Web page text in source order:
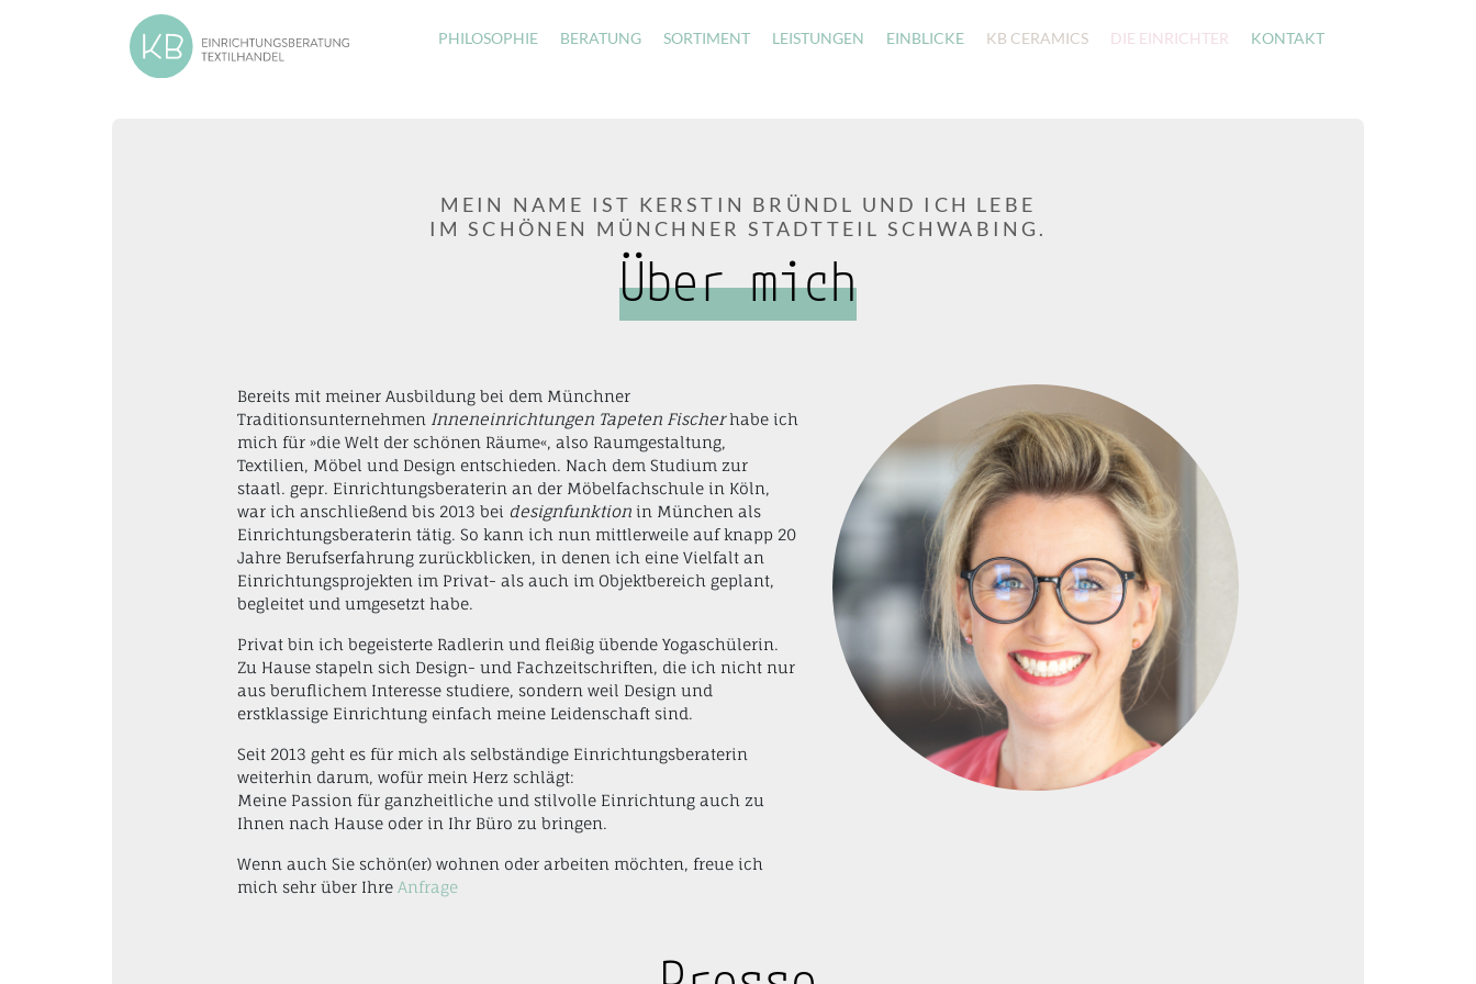
PHILOSOPHIE BERATUNG SORTIMENT LEISTUNGEN EINBLICKE KB CERAMICS DIE EINRICHTER KONTAKT
MEIN NAME IST KERSTIN BRÜNDL UND ICH LEBE
IM SCHÖNEN MÜNCHNER STADTTEIL SCHWABING.
Über mich
Bereits mit meiner Ausbildung bei dem Münchner
Traditionsunternehmen Inneneinrichtungen Tapeten Fischerhabe ich
mich für »die Welt der schönen Räume«, also Raumgestaltung,
Textilien, Möbel und Design entschieden. Nach dem Studium zur
staatl. gepr. Einrichtungsberaterin an der Möbelfachschule in Köln,
war ich anschließend bis 2013 bei designfunktion in München als
Einrichtungsberaterin tätig. So kann ich nun mittlerweile auf knapp 20
Jahre Berufserfahrung zurückblicken, in denen ich eine Vielfalt an
Einrichtungsprojekten im Privat- als auch im Objektbereich geplant,
begleitet und umgesetzt habe.
Privat bin ich begeisterte Radlerin und fleißig übende Yogaschülerin.
Zu Hause stapeln sich Design- und Fachzeitschriften, die ich nicht nur
aus beruflichem Interesse studiere, sondern weil Design und
erstklassige Einrichtung einfach meine Leidenschaft sind.
Seit 2013 geht es für mich als selbständige Einrichtungsberaterin
weiterhin darum, wofür mein Herz schlägt:
Meine Passion für ganzheitliche und stilvolle Einrichtung auch zu
Ihnen nach Hause oder in Ihr Büro zu bringen.
Wenn auch Sie schön(er) wohnen oder arbeiten möchten, freue ich
mich sehr über Ihre Anfrage